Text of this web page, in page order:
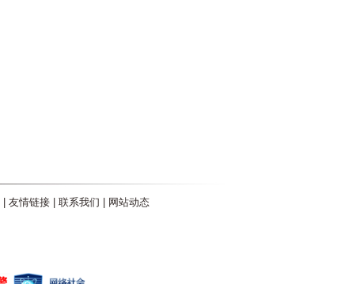
| 友情链接| 联系我们 | 网站动态